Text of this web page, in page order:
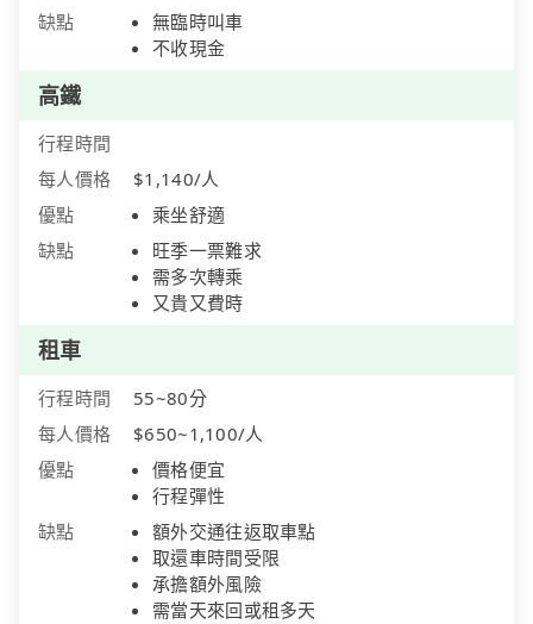
缺點
無臨時叫車
不收現金
高鐵
行程時間
每人價格
$1,140/人
優點
乘坐舒適
缺點
旺季一票難求
需多次轉乘
又貴又費時
租車
行程時間
55~80分
每人價格
$650~1,100/人
優點
價格便宜
行程彈性
缺點
額外交通往返取車點
取還車時間受限
承擔額外風險
需當天來回或租多天